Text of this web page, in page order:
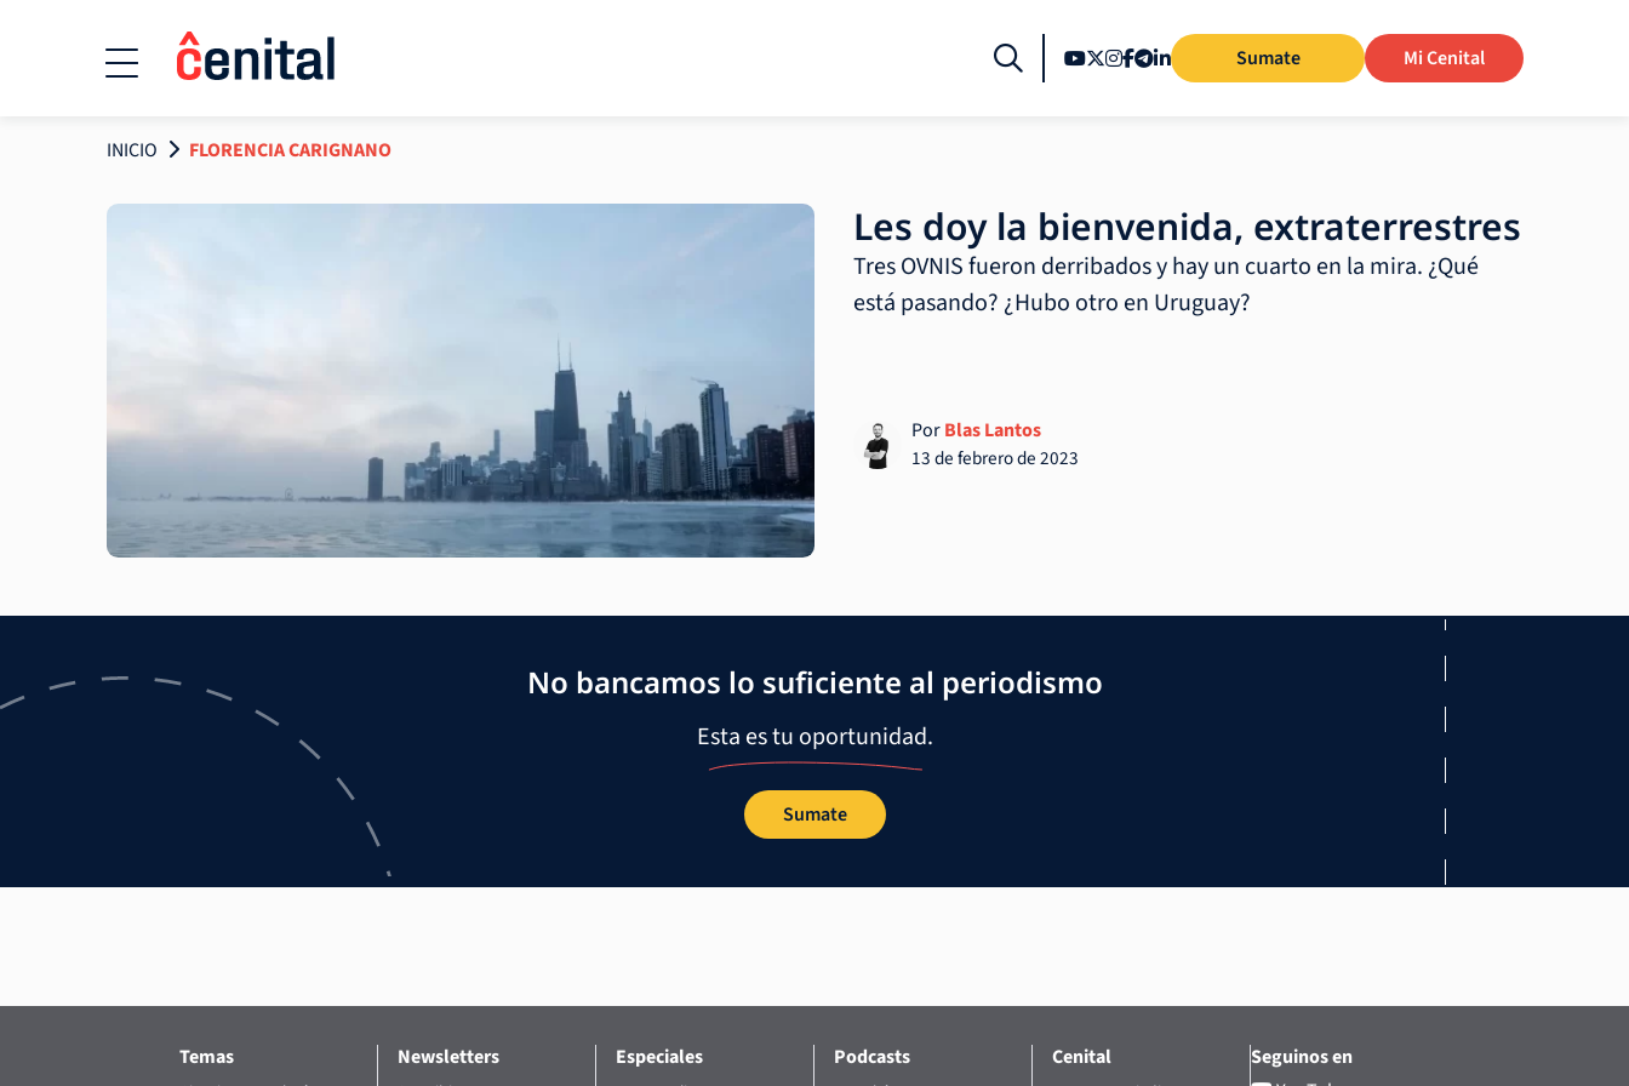
Sumate Mi Cenital
INICIO FLORENCIA CARIGNANO
Les doy la bienvenida, extraterrestres
Tres OVNIS fueron derribados y hay un cuarto en la mira. ¿Qué
está pasando? ¿Hubo otro en Uruguay?
PorBlas Lantos
13 de febrero de 2023
No bancamos lo suficiente al periodismo
Esta es tu oportunidad.
Sumate
Temas Newsletters Especiales Podcasts Cenital
Seguinos en